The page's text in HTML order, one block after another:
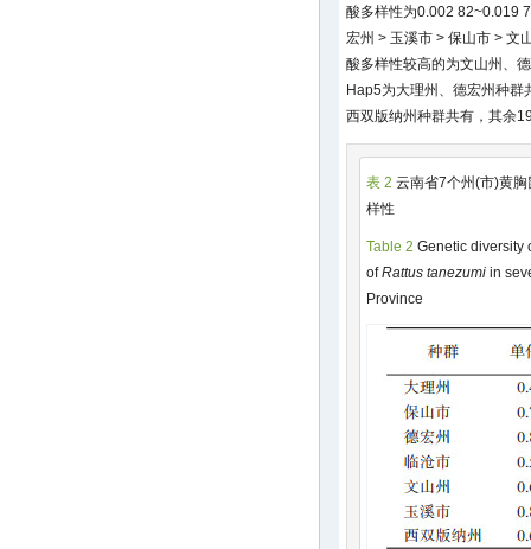
酸多样性为0.002 82~0.019
宏州 > 玉溪市 > 保山市 > 文
酸多样性较高的为文山州、
Hap5为大理州、德宏州种
西双版纳州种群共有，其余
表 2 云南省7个州(市)黄
样性
Table 2 Genetic diversity
ofRattus tanezumi in
Province